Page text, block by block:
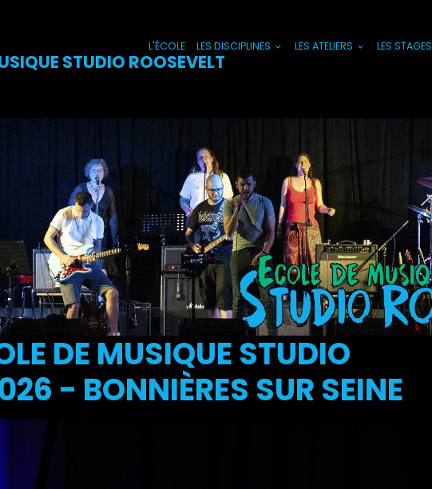
STUDIO ROOSEVELT
L'ÉCOLE LES DISCIPLINES LES ATELIERS LES STAGES
DE MUSIQUE STUDIO
- BONNIÈRES SUR SEINE